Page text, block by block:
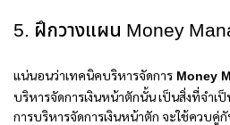
5. ฝึกวางแผน Money
แน่นอนว่าเทคนิคบริหารจัดการ Money
บริหารจัดการเงินหน้าตักนั้น เป็นสิ่งที่จำเ
การบริหารจัดการเงินหน้าตัก จะใช้ควบคู่